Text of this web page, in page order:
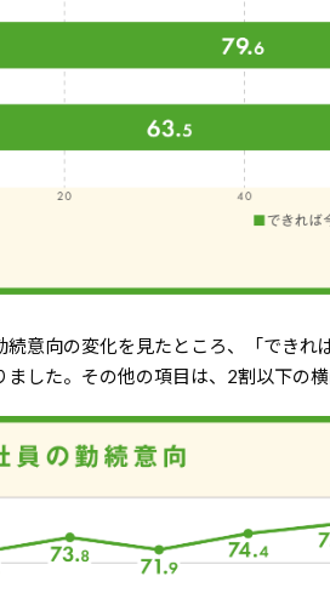
意向の変化を見たところ、「でき
した。その他の項目は、2割以下の